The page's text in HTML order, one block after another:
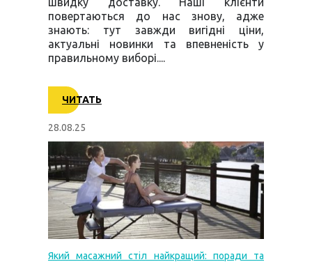
повертаються до нас знову, адже
знають: тут завжди вигідні ціни,
актуальні новинки та впевненість у
правильному виборі....
ЧИТАТЬ
28.08.25
Який масажний стіл найкращий: поради та